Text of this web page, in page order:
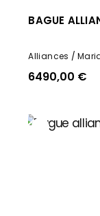
BAGUE
Alliances
6490,00 €